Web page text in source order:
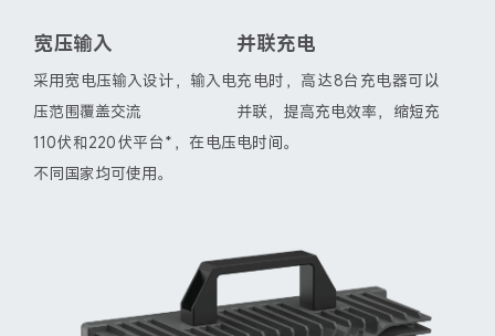
宽压输入
采用宽电压输入设计，输入电
压范围覆盖交流
110伏和220伏平台*，在电压
不同国家均可使用。
并联充电
充电时，高达8台充电器可以
并联，提高充电效率，缩短充
电时间。